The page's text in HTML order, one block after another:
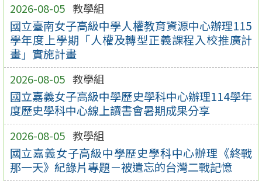
2026-08-05 教學組
國立臺南女子高級中學人權教育資源中心辦理115
學年度上學期「人權及轉型正義課程入校推廣計
畫」實施計畫
2026-08-05 教學組
國立嘉義女子高級中學歷史學科中心辦理114學年
度歷史學科中心線上讀書會暑期成果分享
2026-08-05 教學組
國立嘉義女子高級中學歷史學科中心辦理《終戰
那一天》紀錄片專題－被遺忘的台灣二戰記憶